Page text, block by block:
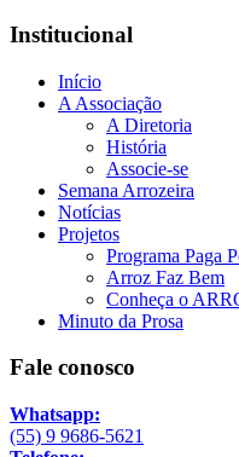
Institucional
Início
A Associação
A Diretoria
História
Associe-se
Semana Arrozeira
Notícias
Projetos
Programa Paga
Arroz Faz Bem
Conheça o
Minuto da Prosa
Fale conosco
Whatsapp:
(55) 9 9686-5621